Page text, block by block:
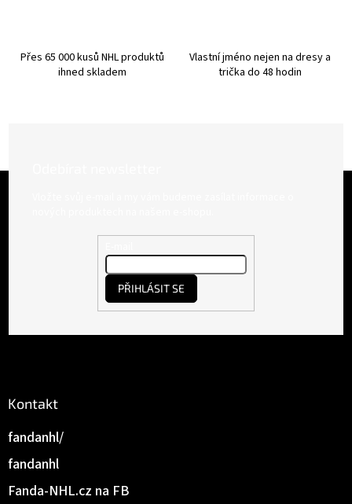
Přes 65 000 kusů NHL produktů
ihned skladem
Vlastní jméno nejen na dresy a
trička do 48 hodin
Kontakt
Fanda-NHL.cz na FB
fandanhl
fandanhl/
PŘIHLÁSIT SE